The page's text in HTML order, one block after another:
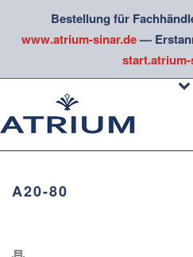
Bestellung für
www.atrium-sinar.de—
A20-80